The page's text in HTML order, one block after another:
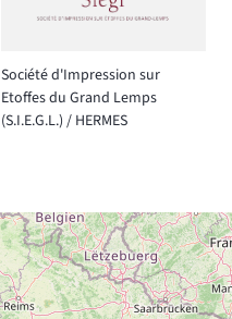
Société d'Impression sur
Etoffes du Grand Lemps
(S.I.E.G.L.) / HERMES